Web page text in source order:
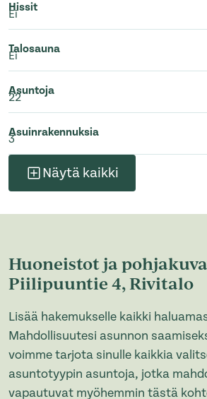
Hissit
Ei
Talosauna
Ei
Asuntoja
22
Asuinrakennuksia
3
Näytä kaikki
Huoneistot ja
Piilipuuntie 4, Rivitalo
Lisää hakemukselle kaikki
Mahdollisuutesi asunnon
voimme tarjota sinulle kaikkia
asuntotyypin asuntoja, jotka
vapautuvat myöhemmin tästä